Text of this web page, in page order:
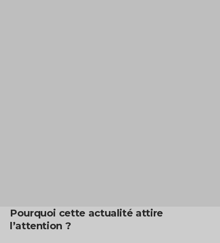
Pourquoi cette actualité attire
l’attention ?